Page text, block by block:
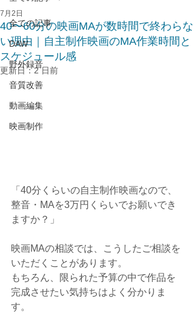
全ての記事
DAW
野外録音
音質改善
動画編集
映画制作
40〜60分の映画MAが数時間で終わらな
い理由｜自主制作映画のMA作業時間と
スケジュール感
7月2日
更新日：2 日前
「40分くらいの自主制作映画なので、
整音・MAを3万円くらいでお願いでき
ますか？」
映画MAの相談では、こうしたご相談を
いただくことがあります。
もちろん、限られた予算の中で作品を
完成させたい気持ちはよく分かりま
す。